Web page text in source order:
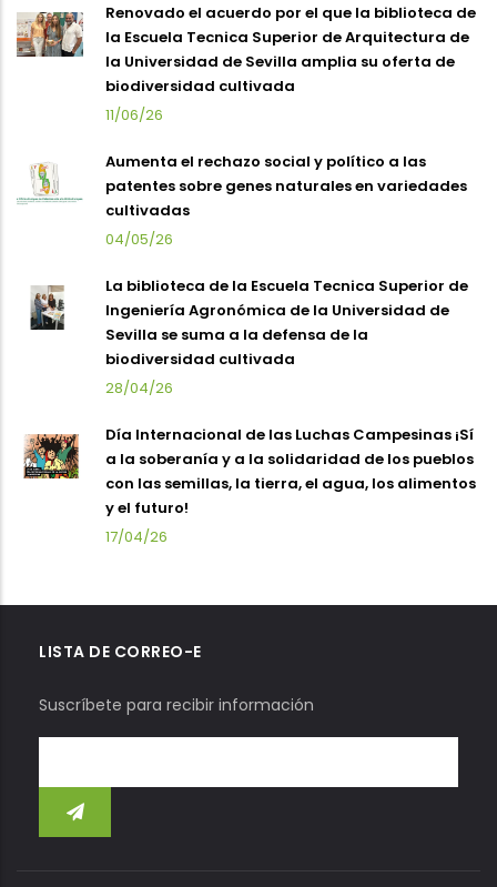
Renovado el acuerdo por el que la biblioteca de
la Escuela Tecnica Superior de Arquitectura de
la Universidad de Sevilla amplia su oferta de
biodiversidad cultivada
11/06/26
Aumenta el rechazo social y político a las
patentes sobre genes naturales en variedades
cultivadas
04/05/26
La biblioteca de la Escuela Tecnica Superior de
Ingeniería Agronómica de la Universidad de
Sevilla se suma a la defensa de la
biodiversidad cultivada
28/04/26
Día Internacional de las Luchas Campesinas ¡Sí
a la soberanía y a la solidaridad de los pueblos
con las semillas, la tierra, el agua, los alimentos
y el futuro!
17/04/26
LISTA DE CORREO-E
Suscríbete para recibir información